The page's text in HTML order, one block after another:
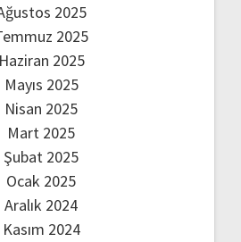
2025
2025
Haziran 2025
Mayıs 2025
Nisan 2025
Mart 2025
Şubat 2025
Ocak 2025
Aralık 2024
Kasım 2024